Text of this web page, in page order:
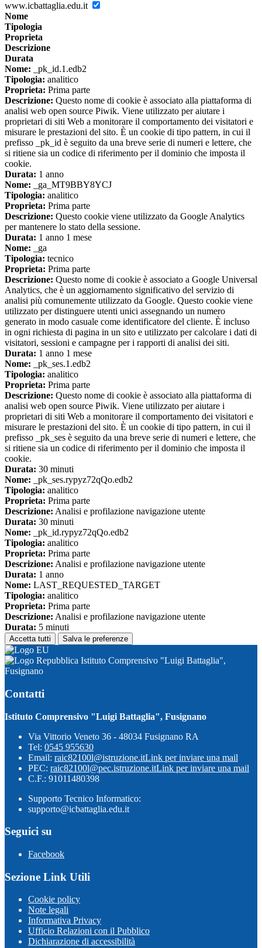
www.icbattaglia.edu.it
Nome
Tipologia
Proprieta
Descrizione
Durata
Nome: _pk_id.1.edb2
Tipologia: analitico
Proprieta: Prima parte
Descrizione: Questo nome di cookie è associato alla piattaforma di
analisi web open source Piwik. Viene utilizzato per aiutare i
proprietari di siti Web a monitorare il comportamento dei visitatori e
misurare le prestazioni del sito. È un cookie di tipo pattern, in cui il
prefisso _pk_id è seguito da una breve serie di numeri e lettere, che
si ritiene sia un codice di riferimento per il dominio che imposta il
cookie.
Durata: 1 anno
Nome: _ga_MT9BBY8YCJ
Tipologia: analitico
Proprieta: Prima parte
Descrizione: Questo cookie viene utilizzato da Google Analytics
per mantenere lo stato della sessione.
Durata: 1 anno 1 mese
Nome: _ga
Tipologia: tecnico
Proprieta: Prima parte
Descrizione: Questo nome di cookie è associato a Google Universal
Analytics, che è un aggiornamento significativo del servizio di
analisi più comunemente utilizzato da Google. Questo cookie viene
utilizzato per distinguere utenti unici assegnando un numero
generato in modo casuale come identificatore del cliente. È incluso
in ogni richiesta di pagina in un sito e utilizzato per calcolare i dati di
visitatori, sessioni e campagne per i rapporti di analisi dei siti.
Durata: 1 anno 1 mese
Nome: _pk_ses.1.edb2
Tipologia: analitico
Proprieta: Prima parte
Descrizione: Questo nome di cookie è associato alla piattaforma di
analisi web open source Piwik. Viene utilizzato per aiutare i
proprietari di siti Web a monitorare il comportamento dei visitatori e
misurare le prestazioni del sito. È un cookie di tipo pattern, in cui il
prefisso _pk_ses è seguito da una breve serie di numeri e lettere, che
si ritiene sia un codice di riferimento per il dominio che imposta il
cookie.
Durata: 30 minuti
Nome: _pk_ses.rypyz72qQo.edb2
Tipologia: analitico
Proprieta: Prima parte
Descrizione: Analisi e profilazione navigazione utente
Durata: 30 minuti
Nome: _pk_id.rypyz72qQo.edb2
Tipologia: analitico
Proprieta: Prima parte
Descrizione: Analisi e profilazione navigazione utente
Durata: 1 anno
Nome: LAST_REQUESTED_TARGET
Tipologia: analitico
Proprieta: Prima parte
Descrizione: Analisi e profilazione navigazione utente
Durata: 5 minuti
Accetta tutti Salva le preferenze
Istituto Comprensivo "Luigi Battaglia",
Fusignano
Contatti
Istituto Comprensivo "Luigi Battaglia", Fusignano
Via Vittorio Veneto 36 - 48034 Fusignano RA
Tel: 0545 955630
Email: raic82100l@istruzione.itLink per inviare una mail
PEC: raic82100l@pec.istruzione.itLink per inviare una mail
C.F.: 91011480398
Supporto Tecnico Informatico:
supporto@icbattaglia.edu.it
Seguici su
Facebook
Sezione Link Utili
Cookie policy
Note legali
Informativa Privacy
Ufficio Relazioni con il Pubblico
Dichiarazione di accessibilità